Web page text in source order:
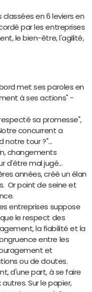
en 6 leviers en
par les entreprises
le bien-être, l'agilité,
met ses paroles en
à ses actions" -
sa promesse",
concurrent a
notre tour ?"...
changements
d'être mal jugé...
années, créé un élan
Or point de seine et
entreprises suppose
le respect des
la fiabilité et la
entre les
et
ou de doutes.
d'une part, à se faire
Sur le papier,